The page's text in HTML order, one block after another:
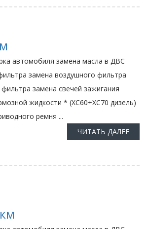
автомобиля замена масла в ДВС
замена воздушного фильтра
замена свечей зажигания
жидкости * (ХС60+ХС70 дизель)
ремня ...
ЧИТАТЬ ДАЛЕЕ